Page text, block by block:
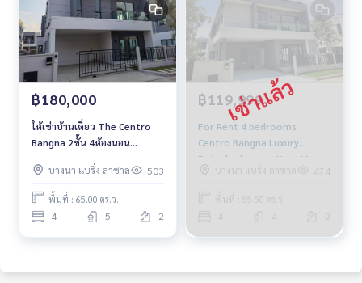
฿180,000
ให้เช่าบ้านเดี่ยว The Centro
Bangna 2ชั้น 4ห้องนอน
บางนา แบริ่ง ลาซาล
503
พื้นที่ : 65.00 ตร.ว.
4 5 2
฿119,999
For Rent 4 bedrooms
Centro Bangna Luxury
Detached House Near Mega
Bangna Fully furnished
Ready to move in
บางนา แบริ่ง ลาซาล 474
พื้นที่ : 55.50 ตร.ว.
4 4